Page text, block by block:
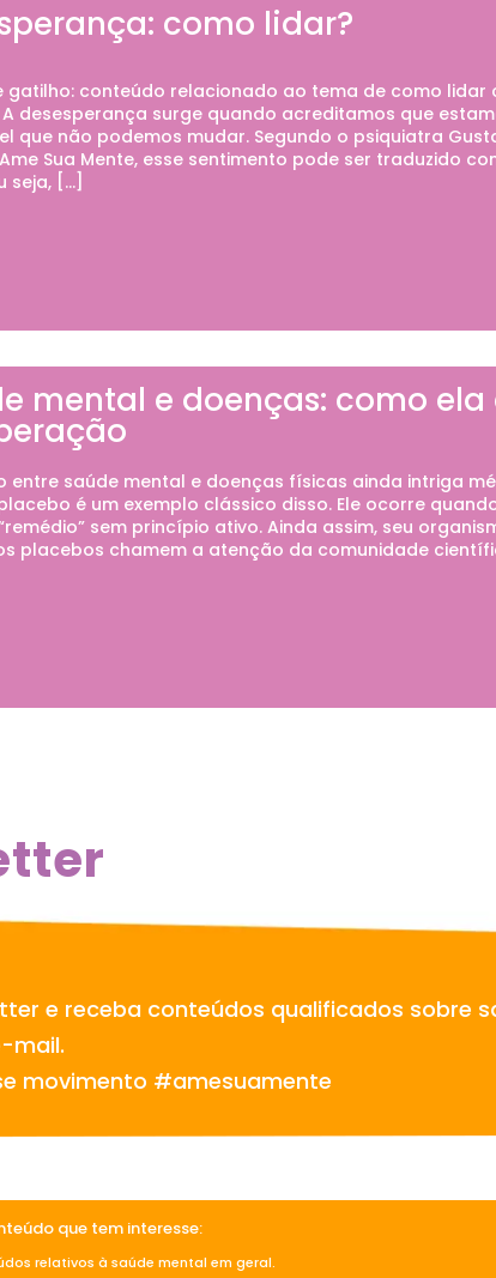
como lidar?
gatilho: conteúdo relacionado ao tema de como lidar
desesperança surge quando acreditamos que
que não podemos mudar. Segundo o psiquiatra
Sua Mente, esse sentimento pode ser traduzido
seja, […]
mental e doenças: como
entre saúde mental e doenças físicas ainda intriga
é um exemplo clássico disso. Ele ocorre
sem princípio ativo. Ainda assim, seu
placebos chamem a atenção da comunidade
e receba conteúdos qualificados sobre
mail.
movimento #amesuamente
que tem interesse:
relativos à saúde mental em geral.